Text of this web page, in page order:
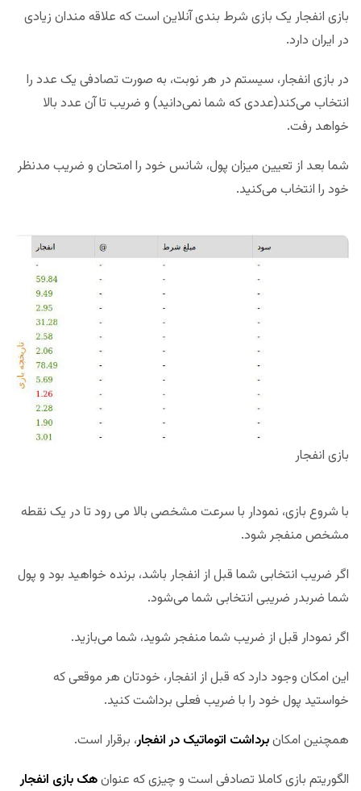
بازی انفجار یک بازی شرط بندی آنلاین است که علاقه مندان زیادی
در ایران دارد.
در بازی انفجار، سیستم در هر نوبت، به صورت تصادفی یک عدد را
انتخاب می‌کند(عددی که شما نمی‌دانید) و ضریب تا آن عدد بالا
خواهد رفت.
شما بعد از تعیین میزان پول، شانس خود را امتحان و ضریب مدنظر
خود را انتخاب می‌کنید.
بازی انفجار
با شروع بازی، نمودار با سرعت مشخصی بالا می رود تا در یک نقطه
مشخص منفجر شود.
اگر ضریب انتخابی شما قبل از انفجار باشد، برنده خواهید بود و پول
شما ضربدر ضریبی انتخابی شما می‌شود.
اگر نمودار قبل از ضریب شما منفجر شوید، شما می‌بازید.
این امکان وجود دارد که قبل از انفجار، خودتان هر موقعی که
خواستید پول خود را با ضریب فعلی برداشت کنید.
همچنین امکانبرداشت اتوماتیک در انفجار، برقرار است.
الگوریتم بازی کاملا تصادفی است و چیزی که عنوانهک بازی انفجار